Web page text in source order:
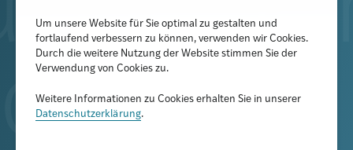
Der Newsletter informiert über
aktuelle Veranstaltungen,
Publikationen und
Forschungsprojekte
Um unsere Website für Sie optimal zu gestalten und
fortlaufend verbessern zu können, verwenden wir Cookies.
Durch die weitere Nutzung der Website stimmen Sie der
Verwendung von Cookies zu.
Weitere Informationen zu Cookies erhalten Sie in unserer
Datenschutzerklärung.